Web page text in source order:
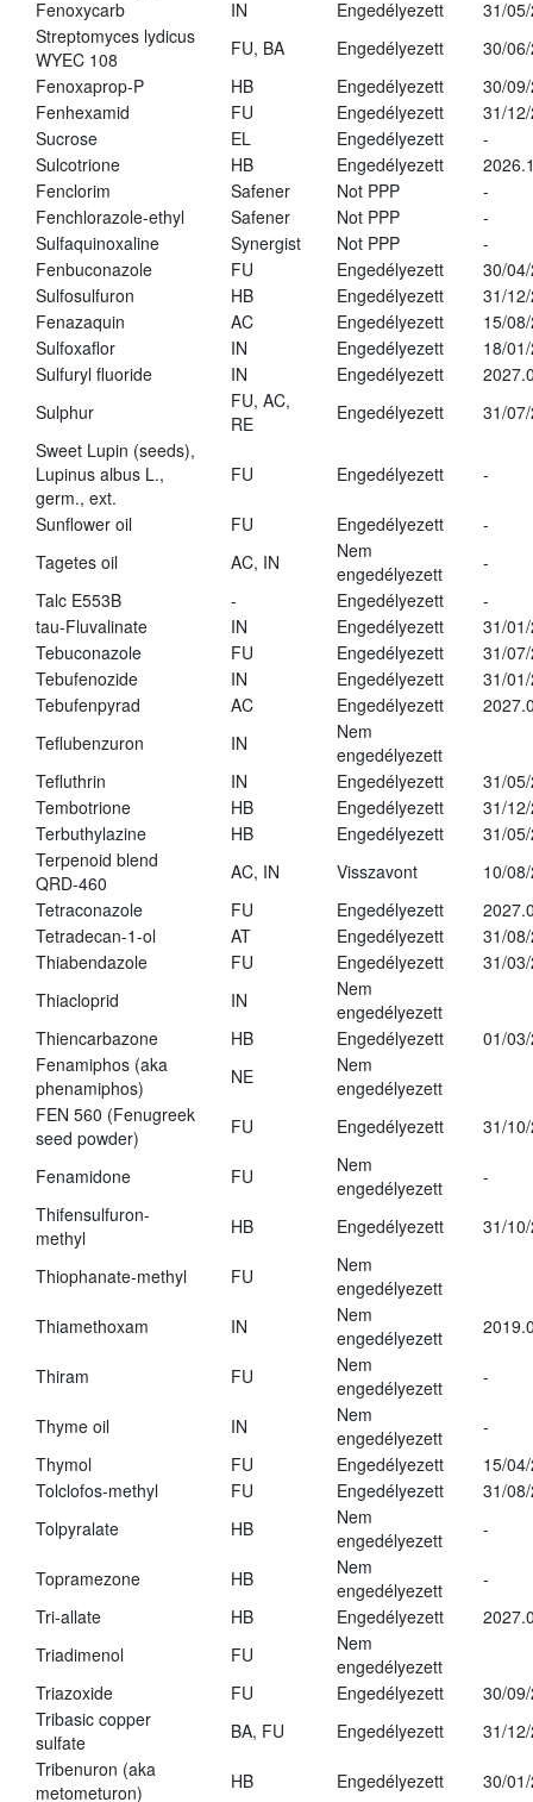
Fenoxycarb IN Engedélyezett
31/
Streptomyces lydicus
WYEC 108
FU, BA Engedélyezett
30/
Fenoxaprop-P
HB Engedélyezett
30/
Fenhexamid
FU Engedélyezett
31/
Sucrose
EL Engedélyezett
-
Sulcotrione
HB Engedélyezett
Fenclorim
Safener Not PPP
-
Fenchlorazole-ethyl
Safener Not PPP
-
Sulfaquinoxaline
Synergist Not PPP
-
Fenbuconazole
FU Engedélyezett
30/
Sulfosulfuron
HB Engedélyezett
31/
Fenazaquin
AC Engedélyezett
15/
Sulfoxaflor
IN Engedélyezett
18/
Sulfuryl fluoride
IN Engedélyezett
Sulphur
FU, AC,
RE
Engedélyezett
31/
Sweet Lupin (seeds),
Lupinus albus L.,
germ., ext.
FU Engedélyezett -
Sunflower oil FU Engedélyezett
-
Tagetes oil
AC, IN
Nem
engedélyezett
-
Talc E553B
- Engedélyezett
-
tau-Fluvalinate
IN Engedélyezett
31/
Tebuconazole
FU Engedélyezett
31/
Tebufenozide
IN Engedélyezett
31/
Tebufenpyrad
AC Engedélyezett
Teflubenzuron
IN
Nem
engedélyezett
Tefluthrin
IN Engedélyezett
31/
Tembotrione
HB Engedélyezett
31/
Terbuthylazine
HB Engedélyezett
31/
Terpenoid blend
QRD-460
AC, IN Visszavont
10/
Tetraconazole
FU Engedélyezett
Tetradecan-1-ol
AT Engedélyezett
31/
Thiabendazole
FU Engedélyezett
31/
Thiacloprid
IN
Nem
engedélyezett
Thiencarbazone
HB Engedélyezett
01/
Fenamiphos (aka
phenamiphos)
NE
Nem
engedélyezett
FEN 560 (Fenugreek
seed powder)
FU Engedélyezett 31/
Fenamidone FU
Nem
engedélyezett
-
Thifensulfuron-
methyl
HB Engedélyezett 31/
Thiophanate-methyl FU
Nem
engedélyezett
Thiamethoxam
IN
Nem
engedélyezett
Thiram FU
Nem
engedélyezett
-
Thyme oil IN
Nem
engedélyezett
-
Thymol
FU Engedélyezett
15/
Tolclofos-methyl
FU Engedélyezett
31/
Tolpyralate
HB
Nem
engedélyezett
-
Topramezone HB
Nem
engedélyezett
-
Tri-allate
HB Engedélyezett
Triadimenol
FU
Nem
engedélyezett
Triazoxide
FU Engedélyezett
30/
Tribasic copper
sulfate
BA, FU Engedélyezett
31/
Tribenuron (aka
metometuron)
HB Engedélyezett 30/